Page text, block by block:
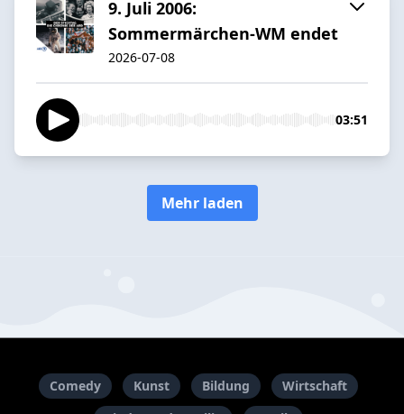
9. Juli 2006:
Sommermärchen-WM endet
2026-07-08
03:51
Mehr laden
Comedy Kunst Bildung
Wirtschaft